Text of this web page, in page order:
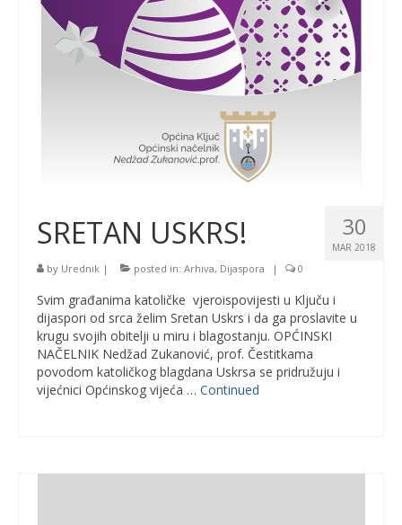
30
MAR 2018
SRETAN USKRS!
by Urednik | posted in: Arhiva, Dijaspora | 0
Svim građanima katoličke vjeroispovijesti u Ključu i
dijaspori od srca želim Sretan Uskrs i da ga proslavite u
krugu svojih obitelji u miru i blagostanju. OPĆINSKI
NAČELNIK Nedžad Zukanović, prof. Čestitkama
povodom katoličkog blagdana Uskrsa se pridružuju i
vijećnici Općinskog vijeća … Continued